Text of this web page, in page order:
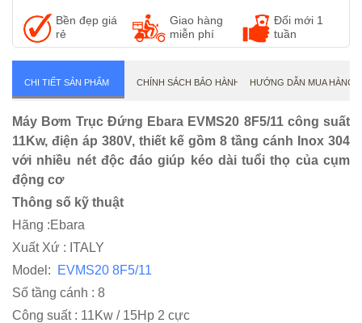
MÁY BƠM CÔNG NGHIỆP EBARA
Bền đẹp giá
rẻ
Giao hàng
miễn phí
Đổi mới 1
tuần
CHI TIẾT SẢN PHẨM CHÍNH SÁCH BẢO HÀNH HƯỚNG DẪN MUA HÀNG
Máy Bơm Trục Đứng Ebara EVMS20 8F5/11 công suất
11Kw, điện áp 380V, thiết kế gồm 8 tầng cánh Inox 304
với nhiều nét độc đáo giúp kéo dài tuổi thọ của cụm
động cơ
Thông số kỹ thuật
Hãng :Ebara
Xuất Xứ : ITALY
Model:
EVMS20 8F5/11
Số tầng cánh : 8
Công suất : 11Kw / 15Hp 2 cực